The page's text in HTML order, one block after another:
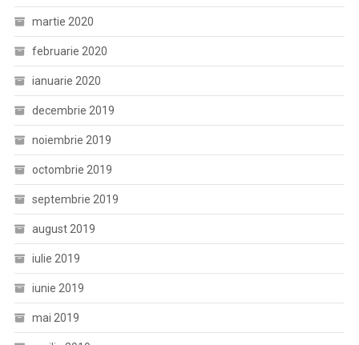
martie 2020
februarie 2020
ianuarie 2020
decembrie 2019
noiembrie 2019
octombrie 2019
septembrie 2019
august 2019
iulie 2019
iunie 2019
mai 2019